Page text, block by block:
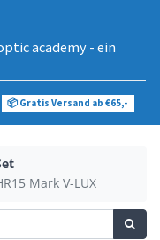
academy - ein
📦 Gratis Versand ab €65,-
Mark V-LUX